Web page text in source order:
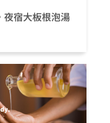
夜宿大板根泡湯